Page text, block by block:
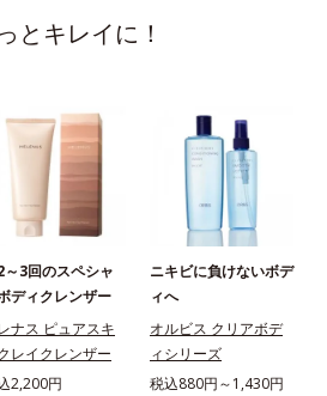
とキレイに！
～3回のスペシャ
ディクレンザー
ナス ピュアスキ
レイクレンザー
2,200円
ニキビに負けないボデ
ィへ
オルビス クリアボデ
ィシリーズ
税込880円～1,430円